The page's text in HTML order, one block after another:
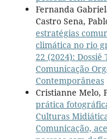
Fernanda
Castro Sena,
estratégias
climática no rio
22 (2024): Dossiê
Comunicação
Contemporâneas
Cristianne Melo,
prática
Culturas
Comunicação,